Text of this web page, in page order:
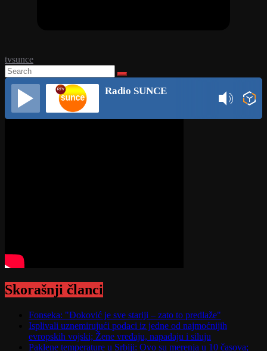
tvsunce
Radio SUNCE
Skorašnji članci
Fonseka: "Đoković je sve stariji – zato to predlaže"
Isplivali uznemirujući podaci iz jedne od najmoćnijih
evropskih vojski; Žene vređaju, napadaju i siluju
Paklene temperature u Srbiji: Ovo su merenja u 10 časova;